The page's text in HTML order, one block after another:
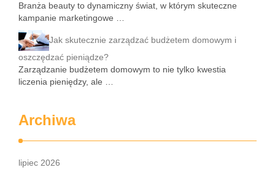
Branża beauty to dynamiczny świat, w którym skuteczne
kampanie marketingowe …
Jak skutecznie zarządzać budżetem domowym i
oszczędzać pieniądze?
Zarządzanie budżetem domowym to nie tylko kwestia
liczenia pieniędzy, ale …
Archiwa
lipiec 2026